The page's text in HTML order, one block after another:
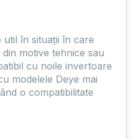
util în situații în care
motive tehnice sau
cu noile invertoare
modelele Deye mai
o compatibilitate